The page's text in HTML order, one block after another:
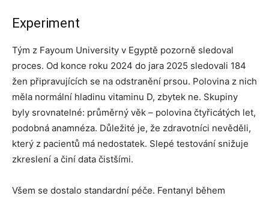
Experiment
Tým z Fayoum University v Egyptě pozorně sledoval
proces. Od konce roku 2024 do jara 2025 sledovali 184
žen připravujících se na odstranění prsou. Polovina z nich
měla normální hladinu vitaminu D, zbytek ne. Skupiny
byly srovnatelné: průměrný věk – polovina čtyřicátých let,
podobná anamnéza. Důležité je, že zdravotníci nevěděli,
který z pacientů má nedostatek. Slepé testování snižuje
zkreslení a činí data čistšími.
Všem se dostalo standardní péče. Fentanyl během